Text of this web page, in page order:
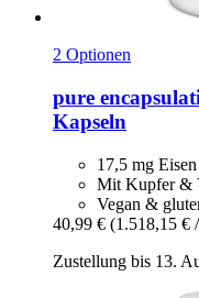
2 Optionen
pure
Kapseln
17,5 mg
Mit Kupfer &
Vegan &
40,99 € (1.518,15 €
Zustellung bis 13.